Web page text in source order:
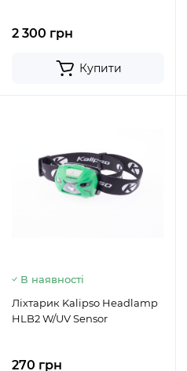
2 300 грн
Купити
В наявності
Ліхтарик Kalipso Headlamp
HLB2 W/UV Sensor
270 грн